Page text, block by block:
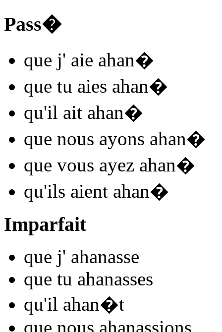
Pass�
que j' aie ahan�
que tu aies ahan�
qu'il ait ahan�
que nous ayons ahan�
que vous ayez ahan�
qu'ils aient ahan�
Imparfait
que j' ahanasse
que tu ahanasses
qu'il ahan�t
que nous ahanassions